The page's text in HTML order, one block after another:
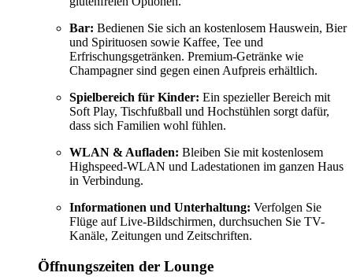
Bar: Bedienen Sie sich an kostenlosem Hauswein, Bier
und Spirituosen sowie Kaffee, Tee und
Erfrischungsgetränken. Premium-Getränke wie
Champagner sind gegen einen Aufpreis erhältlich.
Spielbereich für Kinder: Ein spezieller Bereich mit
Soft Play, Tischfußball und Hochstühlen sorgt dafür,
dass sich Familien wohl fühlen.
WLAN & Aufladen: Bleiben Sie mit kostenlosem
Highspeed-WLAN und Ladestationen im ganzen Haus
in Verbindung.
Informationen und Unterhaltung: Verfolgen Sie
Flüge auf Live-Bildschirmen, durchsuchen Sie TV-
Kanäle, Zeitungen und Zeitschriften.
Öffnungszeiten der Lounge